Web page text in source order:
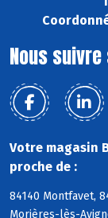
Nous
Votre magasin
proche de :
84140 Montfavet,
Morières-lès-